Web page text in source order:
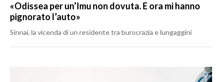
«Odissea per un’Imu non dovuta. E ora mi hanno
pignorato l’auto»
Sinnai, la vicenda di un residente tra burocrazia e lungaggini